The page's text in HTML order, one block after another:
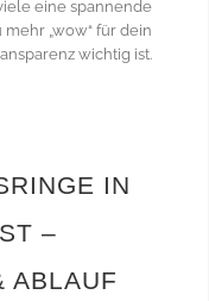
eine spannende
„wow“ für dein
wichtig ist.
IN
–
ABLAUF